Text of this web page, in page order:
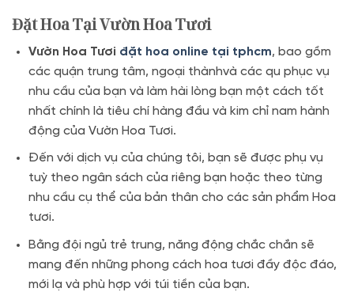
Đặt Hoa Tại Vườn Hoa Tươi
Vườn Hoa Tươi đặt hoa online tại tphcm, bao gồm
các quận trung tâm, ngoại thànhvà các qu phục vụ
nhu cầu của bạn và làm hài lòng bạn một cách tốt
nhất chính là tiêu chí hàng đầu và kim chỉ nam hành
động của Vườn Hoa Tươi.
Đến với dịch vụ của chúng tôi, bạn sẽ được phụ vụ
tuỳ theo ngân sách của riêng bạn hoặc theo từng
nhu cầu cụ thể của bản thân cho các sản phẩm Hoa
tươi.
Bằng đội ngủ trẻ trung, năng động chắc chắn sẽ
mang đến những phong cách hoa tươi đầy độc đáo,
mới lạ và phù hợp với túi tiền của bạn.